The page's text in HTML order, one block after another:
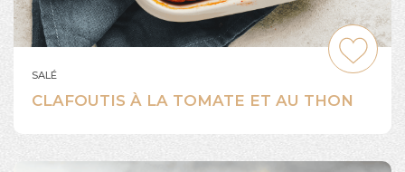
SALÉ
CLAFOUTIS À LA TOMATE ET AU THON